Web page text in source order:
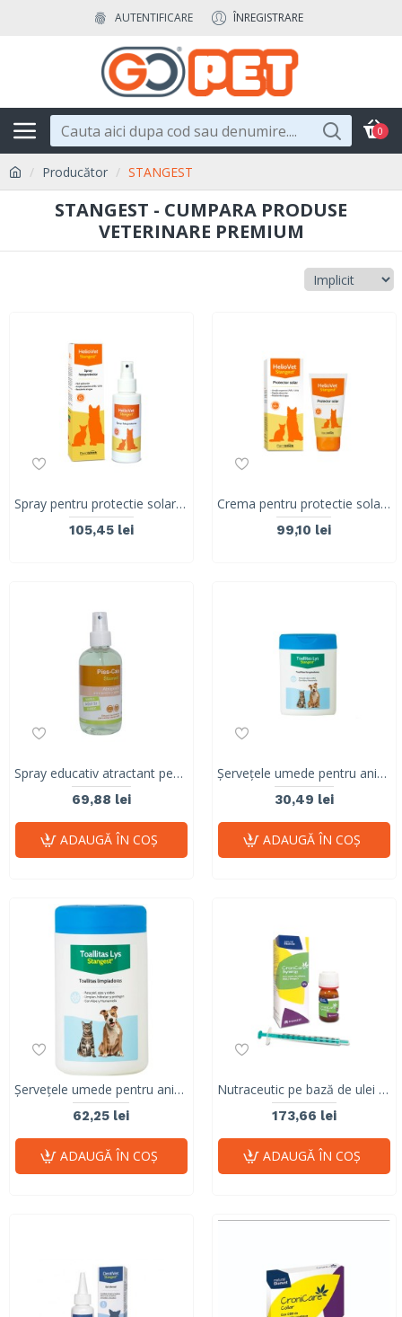
AUTENTIFICARE ÎNREGISTRARE
0
Producător STANGEST
STANGEST - CUMPARA PRODUSE
VETERINARE PREMIUM
Spray pentru protectie solara SPF50, HELIOVET, Stangest, 80 ml
105,45 lei
Crema pentru protectie solara SPF50+, HELIOVET, Stangest, 50 ml
99,10 lei
Spray educativ atractant pentru caini si pisici PISS CAN, Stangest, 200 ml
69,88 lei
ADAUGĂ ÎN COŞ
Șervețele umede pentru animale de companie, cu Aloe și Hamamelis, LYS WIPES, 40 buc
30,49 lei
ADAUGĂ ÎN COŞ
Șervețele umede pentru animale de companie, cu Aloe și Hamamelis, LYS WIPES, 120 buc
62,25 lei
ADAUGĂ ÎN COŞ
Nutraceutic pe bază de ulei de cânepă, CRONICARE SYNERGY 5%, 10 ml
173,66 lei
ADAUGĂ ÎN COŞ